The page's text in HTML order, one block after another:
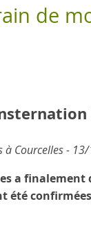
de
à Courcelles -
a finalement
été